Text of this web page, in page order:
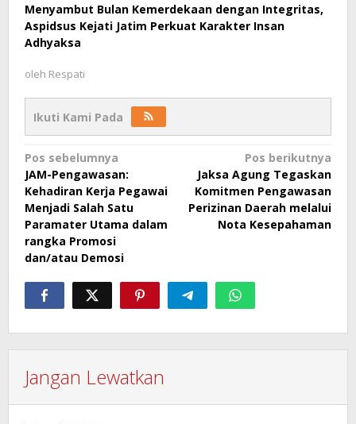
Menyambut Bulan Kemerdekaan dengan Integritas,
Aspidsus Kejati Jatim Perkuat Karakter Insan
Adhyaksa
oleh Respati
Ikuti Kami Pada
Navigasi
pos
Pos sebelumnya
JAM-Pengawasan:
Kehadiran Kerja Pegawai
Menjadi Salah Satu
Paramater Utama dalam
rangka Promosi
dan/atau Demosi
Pos berikutnya
Jaksa Agung Tegaskan
Komitmen Pengawasan
Perizinan Daerah melalui
Nota Kesepahaman
Jangan Lewatkan